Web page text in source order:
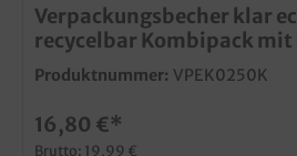
Verpackungsbecher klar
recycelbar Kombipack mit
Produktnummer: VPEK0250K
16,80 €*
Brutto: 19,99 €